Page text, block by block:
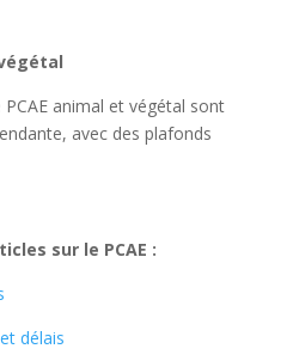
animal et végétal sont
avec des plafonds
sur le PCAE :
délais